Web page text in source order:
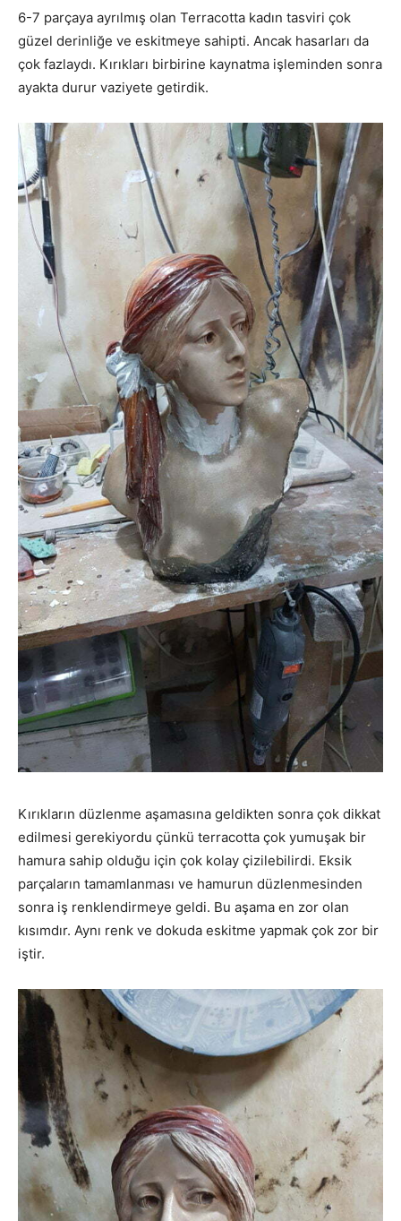
6-7 parçaya ayrılmış olan Terracotta kadın tasviri çok
güzel derinliğe ve eskitmeye sahipti. Ancak hasarları da
çok fazlaydı. Kırıkları birbirine kaynatma işleminden sonra
ayakta durur vaziyete getirdik.
Kırıkların düzlenme aşamasına geldikten sonra çok dikkat
edilmesi gerekiyordu çünkü terracotta çok yumuşak bir
hamura sahip olduğu için çok kolay çizilebilirdi. Eksik
parçaların tamamlanması ve hamurun düzlenmesinden
sonra iş renklendirmeye geldi. Bu aşama en zor olan
kısımdır. Aynı renk ve dokuda eskitme yapmak çok zor bir
iştir.